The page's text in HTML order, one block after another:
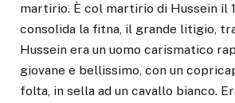
martirio. È col martirio di Hussein il
consolida la fitna, il grande litigio,
Hussein era un uomo carismatico
giovane e bellissimo, con un
folta, in sella ad un cavallo bianco.